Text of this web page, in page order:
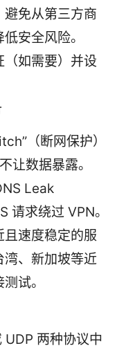
免从第三方商
安全风险。
如需要）并设
（断网保护）
让数据暴露。
Leak
请求绕过 VPN。
速度稳定的服
、新加坡等近
试。
UDP 两种协议中